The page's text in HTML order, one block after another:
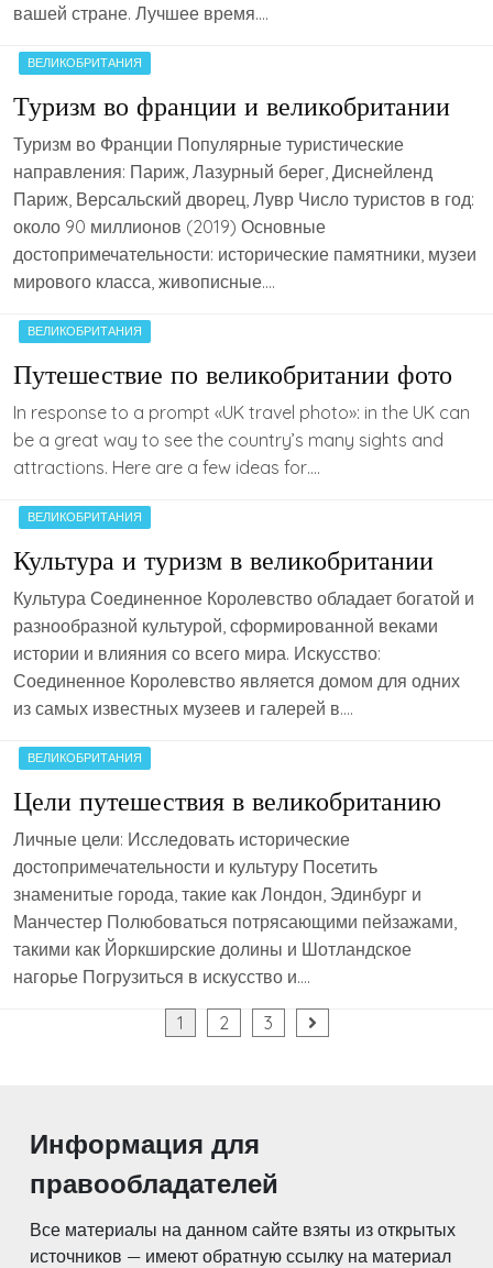
вашей стране. Лучшее время….
ВЕЛИКОБРИТАНИЯ
Туризм во франции и великобритании
Туризм во Франции Популярные туристические
направления: Париж, Лазурный берег, Диснейленд
Париж, Версальский дворец, Лувр Число туристов в год:
около 90 миллионов (2019) Основные
достопримечательности: исторические памятники, музеи
мирового класса, живописные….
ВЕЛИКОБРИТАНИЯ
Путешествие по великобритании фото
In response to a prompt «UK travel photo»: in the UK can
be a great way to see the country’s many sights and
attractions. Here are a few ideas for….
ВЕЛИКОБРИТАНИЯ
Культура и туризм в великобритании
Культура Соединенное Королевство обладает богатой и
разнообразной культурой, сформированной веками
истории и влияния со всего мира. Искусство:
Соединенное Королевство является домом для одних
из самых известных музеев и галерей в….
ВЕЛИКОБРИТАНИЯ
Цели путешествия в великобританию
Личные цели: Исследовать исторические
достопримечательности и культуру Посетить
знаменитые города, такие как Лондон, Эдинбург и
Манчестер Полюбоваться потрясающими пейзажами,
такими как Йоркширские долины и Шотландское
нагорье Погрузиться в искусство и….
1 2 3
Информация для
правообладателей
Все материалы на данном сайте взяты из открытых
источников — имеют обратную ссылку на материал